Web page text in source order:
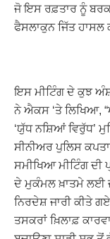
ਜੋ ਇਸ ਰਫ਼ਤਾਰ ਨੂੰ
ਫੈਸਲਾਕੁਨ ਜਿੱਤ ਹਾਸਲ
ਇਸ ਮੀਟਿੰਗ ਦੇ ਕੁਝ
ਨੇ ਐਕਸ ‘ਤੇ ਲਿਖਿਆ,
‘ਯੁੱਧ ਨਸ਼ਿਆਂ ਵਿਰੁੱਧ’
ਸੀਨੀਅਰ ਪੁਲਿਸ
ਸਮੀਖਿਆ ਮੀਟਿੰਗ ਦੀ
ਦੇ ਮੁਕੰਮਲ ਖ਼ਾਤਮੇ ਲਈ
ਨਿਰਦੇਸ਼ ਜਾਰੀ ਕੀਤੇ
ਤਸਕਰਾਂ ਖ਼ਿਲਾਫ਼